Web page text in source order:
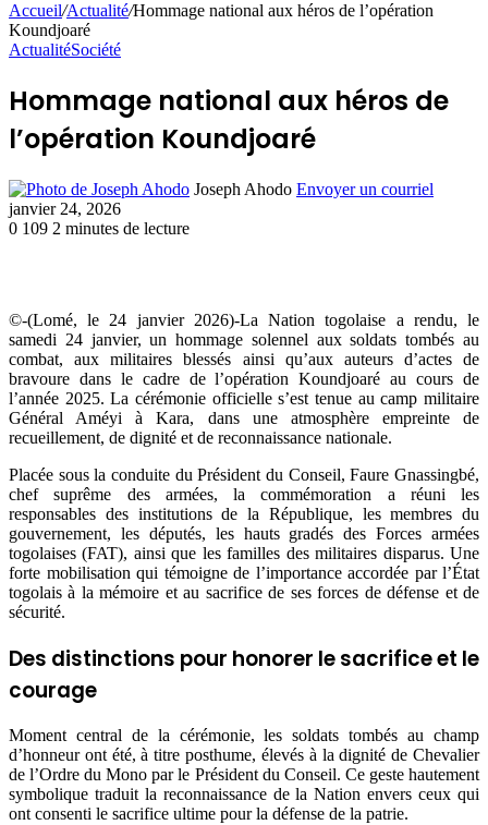
Accueil/Actualité/Hommage national aux héros de l’opération
Koundjoaré
ActualitéSociété
Hommage national aux héros de
l’opération Koundjoaré
Joseph Ahodo Envoyer un courriel
janvier 24, 2026
0 109 2 minutes de lecture
©-(Lomé, le 24 janvier 2026)-La Nation togolaise a rendu, le
samedi 24 janvier, un hommage solennel aux soldats tombés au
combat, aux militaires blessés ainsi qu’aux auteurs d’actes de
bravoure dans le cadre de l’opération Koundjoaré au cours de
l’année 2025. La cérémonie officielle s’est tenue au camp militaire
Général Améyi à Kara, dans une atmosphère empreinte de
recueillement, de dignité et de reconnaissance nationale.
Placée sous la conduite du Président du Conseil, Faure Gnassingbé,
chef suprême des armées, la commémoration a réuni les
responsables des institutions de la République, les membres du
gouvernement, les députés, les hauts gradés des Forces armées
togolaises (FAT), ainsi que les familles des militaires disparus. Une
forte mobilisation qui témoigne de l’importance accordée par l’État
togolais à la mémoire et au sacrifice de ses forces de défense et de
sécurité.
Des distinctions pour honorer le sacrifice et le
courage
Moment central de la cérémonie, les soldats tombés au champ
d’honneur ont été, à titre posthume, élevés à la dignité de Chevalier
de l’Ordre du Mono par le Président du Conseil. Ce geste hautement
symbolique traduit la reconnaissance de la Nation envers ceux qui
ont consenti le sacrifice ultime pour la défense de la patrie.